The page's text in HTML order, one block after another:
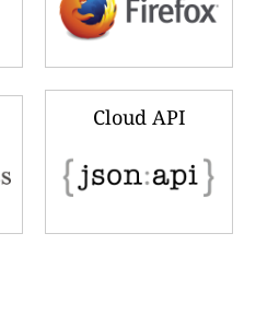
Cloud API